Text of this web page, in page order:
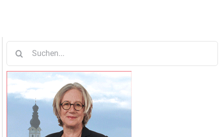
nach: